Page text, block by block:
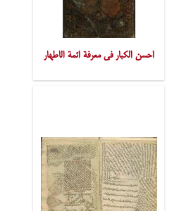
احسن الکبار فی معرفة ائمة الاطهار